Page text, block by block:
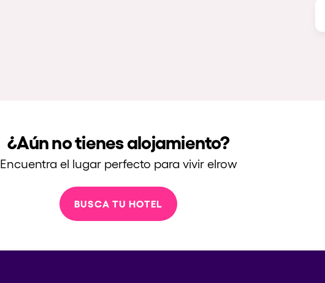
¿Aún no tienes alojamiento?
Encuentra el lugar perfecto para vivir elrow
BUSCA TU HOTEL